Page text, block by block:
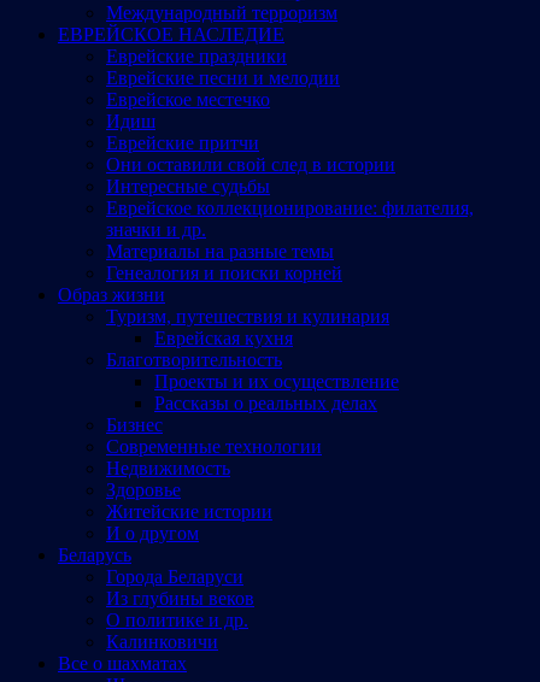
Международный терроризм
ЕВРЕЙСКОЕ НАСЛЕДИЕ
Еврейские праздники
Еврейские песни и мелодии
Еврейское местечко
Идиш
Еврейские притчи
Они оставили свой след в истории
Интересные судьбы
Еврейское коллекционирование: филателия,
значки и др.
Материалы на разные темы
Генеалогия и поиски корней
Образ жизни
Туризм, путешествия и кулинария
Еврейская кухня
Благотворительность
Проекты и их осуществление
Рассказы о реальных делах
Бизнес
Современные технологии
Недвижимость
Здоровье
Житейские истории
И о другом
Беларусь
Города Беларуси
Из глубины веков
О политике и др.
Калинковичи
Все о шахматах